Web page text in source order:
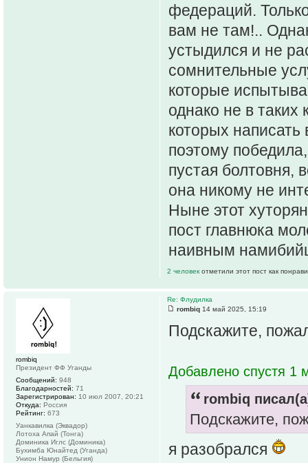
федераций.
вам не там!..
устыдился и не
сомнительные
которые
однако не в
которых
поэтому
пустая болтовня,
она никому не
Ныне этот
пост главнюка
наивным
2 человек отметили этот пост как
Re: Флудилка
rombiq 14 май 2025, 15:19
Подскажите,
Добавлено спустя 1
rombiq
Подскажите,
я разобрался
rombiq
Президент ФФ Уганды
Сообщений: 948
Благодарностей: 71
Зарегистрирован: 10 июл 2007, 20:21
Откуда: Россия
Рейтинг: 673
Уанкавилка (Эквадор)
Лотоха Апай (Тонга)
Доминика Иглс (Доминика)
Бухимба Юнайтед (Уганда)
Унион Намур (Бельгия)